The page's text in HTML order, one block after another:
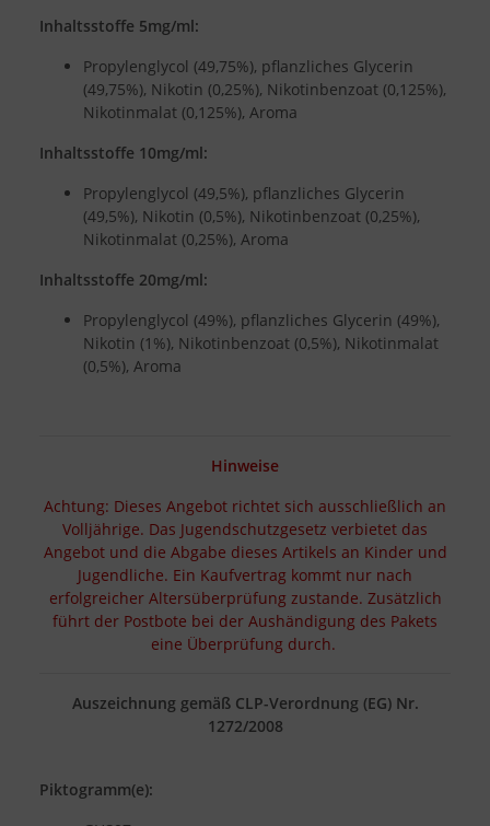
Inhaltsstoffe 5mg/ml:
Propylenglycol (49,75%), pflanzliches Glycerin
(49,75%), Nikotin (0,25%), Nikotinbenzoat (0,125%),
Nikotinmalat (0,125%), Aroma
Inhaltsstoffe 10mg/ml:
Propylenglycol (49,5%), pflanzliches Glycerin
(49,5%), Nikotin (0,5%), Nikotinbenzoat (0,25%),
Nikotinmalat (0,25%), Aroma
Inhaltsstoffe 20mg/ml:
Propylenglycol (49%), pflanzliches Glycerin (49%),
Nikotin (1%), Nikotinbenzoat (0,5%), Nikotinmalat
(0,5%), Aroma
Hinweise
Achtung: Dieses Angebot richtet sich ausschließlich an
Volljährige. Das Jugendschutzgesetz verbietet das
Angebot und die Abgabe dieses Artikels an Kinder und
Jugendliche. Ein Kaufvertrag kommt nur nach
erfolgreicher Altersüberprüfung zustande. Zusätzlich
führt der Postbote bei der Aushändigung des Pakets
eine Überprüfung durch.
Auszeichnung gemäß CLP-Verordnung (EG) Nr.
1272/2008
Piktogramm(e):